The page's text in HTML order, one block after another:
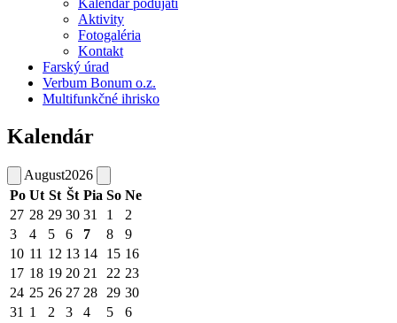
Kalendár podujatí
Aktivity
Fotogaléria
Kontakt
Farský úrad
Verbum Bonum o.z.
Multifunkčné ihrisko
Kalendár
August2026
Po Ut St Št Pia So Ne
27 28 29 30 31 1
2
3
4 5 6 7 8
9
10 11 12 13 14 15 16
17 18 19 20 21 22 23
24 25 26 27 28 29 30
31 1 2 3 4 5 6